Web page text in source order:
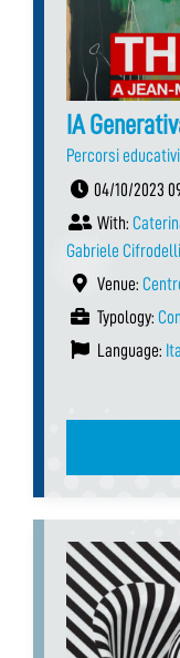
IA
Percorsi educativi
04/10/2023
With:
Gabriele Cifrodelli
Venue:
Typology:
Language: